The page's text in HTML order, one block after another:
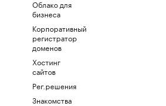
Облако для
бизнеса
Корпоративный
регистратор
доменов
Хостинг
сайтов
Рег.решения
Знакомства